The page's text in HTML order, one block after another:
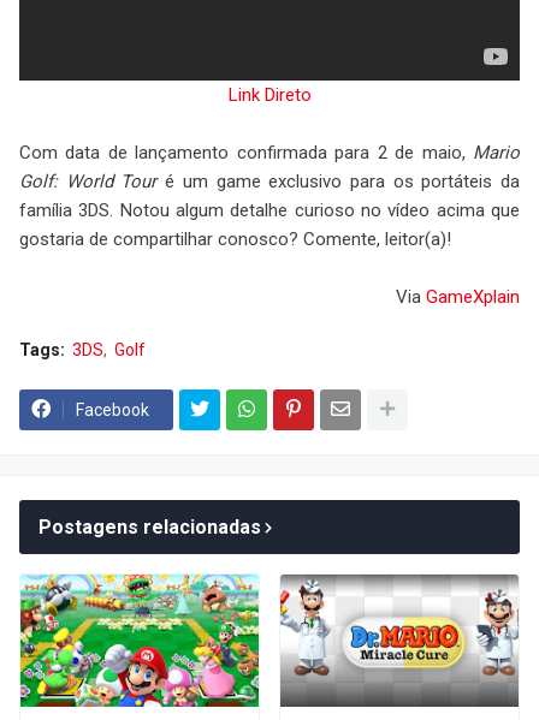
Link Direto
Com data de lançamento confirmada para 2 de maio, Mario
Golf: World Touré um game exclusivo para os portáteis da
família 3DS. Notou algum detalhe curioso no vídeo acima que
gostaria de compartilhar conosco? Comente, leitor(a)!
Via GameXplain
Tags: 3DS Golf
Facebook
Postagens relacionadas